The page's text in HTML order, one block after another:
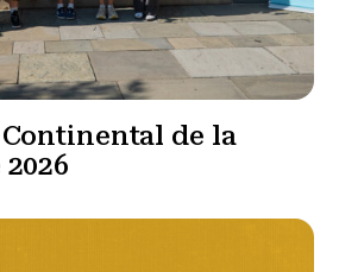
de la